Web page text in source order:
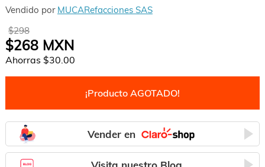
Vendido por MUCARefacciones SAS
$298
$268MXN
Ahorras $30.00
¡Producto AGOTADO!
Vender en